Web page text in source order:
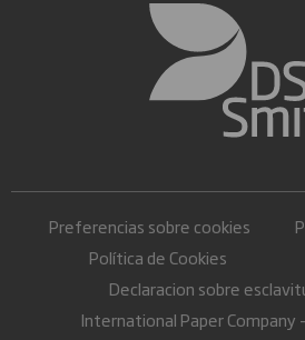
Preferencias sobre cookies
Política de Cookies
Declaracion sobre
International Paper Company